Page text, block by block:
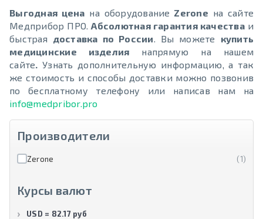
Выгодная цена на оборудование Zerone на сайте
Медприбор ПРО.Абсолютная гарантия качестваи
быстрая доставка по России. Вы можете купить
медицинские изделия напрямую на нашем
сайте. Узнать дополнительную информацию, а так
же стоимость и способы доставки можно позвонив
по бесплатному телефону или написав нам на
info@medpribor.pro
Производители
Zerone (1)
Курсы валют
USD = 82.17 руб